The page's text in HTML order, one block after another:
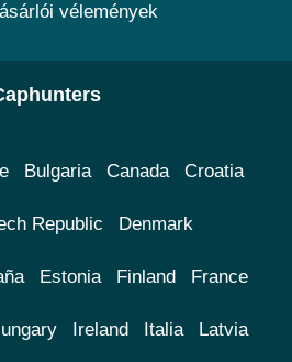
vélemények
Bulgaria Canada Croatia
Republic Denmark
Estonia Finland France
Ireland Italia Latvia